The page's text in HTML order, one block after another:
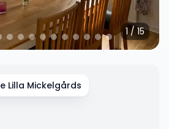
1/ 15
Lilla Mickelgårds